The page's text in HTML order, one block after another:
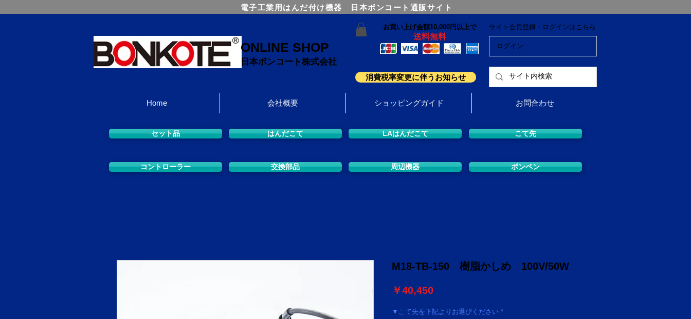
電子工業用はんだ付け機器 日本ボンコート通販サイト
ONLINE SHOP
日本ボンコート株式会社
お買い上げ金額10,000円以上で
送料無料
消費税率変更に伴うお知らせ
サイト会員登録・ログインはこちら
ログイン
Home 会社概要 ショッピングガイド お問合わせ
セット品 はんだこて LAはんだこて こて先
コントローラー 交換部品 周辺機器 ボンペン
M18-TB-150 樹脂かしめ 100V/50W
￥40,450価
▼こて先を下記よりお選びください *